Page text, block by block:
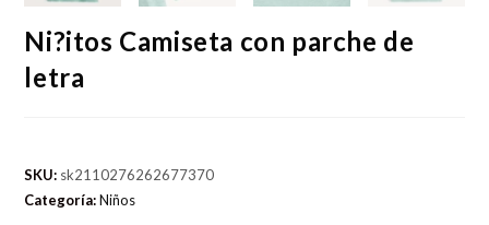
Ni?itos Camiseta con parche de
letra
SKU: sk2110276262677370
Categoría:Niños